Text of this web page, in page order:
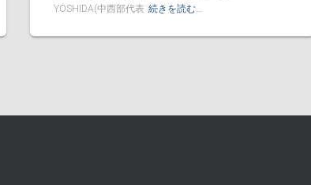
YOSHIDA(中西部代表 続きを読む…